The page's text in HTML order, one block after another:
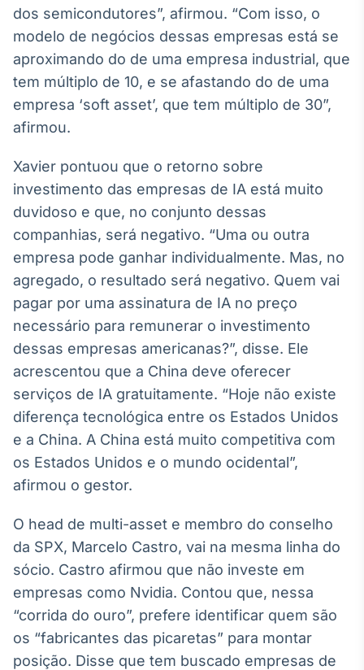
headlines de
notícias
Broadcast
Widgets
Broadcast
Wallboard
dados para
displays e telas
Broadcast
Curadoria
Curadoria de
noticiosos
Soluções de
Tecnologia
Broadcast
notícias e
conteúdos
Broadcast
Fundos
A melhor
plataforma para
analisar fundos
de investimento
dos semicondutores”, afirmou. “Com isso, o
modelo de negócios dessas empresas está se
aproximando do de uma empresa industrial, que
tem múltiplo de 10, e se afastando do de uma
empresa ‘soft asset’, que tem múltiplo de 30”,
afirmou.
Xavier pontuou que o retorno sobre
investimento das empresas de IA está muito
duvidoso e que, no conjunto dessas
companhias, será negativo. “Uma ou outra
empresa pode ganhar individualmente. Mas, no
agregado, o resultado será negativo. Quem vai
pagar por uma assinatura de IA no preço
necessário para remunerar o investimento
dessas empresas americanas?”, disse. Ele
acrescentou que a China deve oferecer
serviços de IA gratuitamente. “Hoje não existe
diferença tecnológica entre os Estados Unidos
e a China. A China está muito competitiva com
os Estados Unidos e o mundo ocidental”,
afirmou o gestor.
O head de multi-asset e membro do conselho
da SPX, Marcelo Castro, vai na mesma linha do
sócio. Castro afirmou que não investe em
empresas como Nvidia. Contou que, nessa
“corrida do ouro”, prefere identificar quem são
os “fabricantes das picaretas” para montar
posição. Disse que tem buscado empresas de